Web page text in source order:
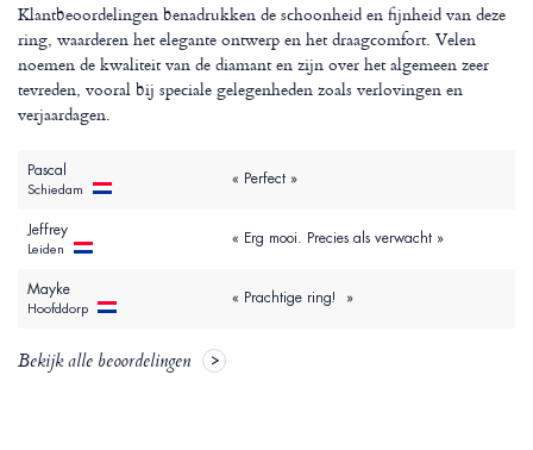
Klantbeoordelingen benadrukken de schoonheid en fijnheid van deze
ring, waarderen het elegante ontwerp en het draagcomfort. Velen
noemen de kwaliteit van de diamant en zijn over het algemeen zeer
tevreden, vooral bij speciale gelegenheden zoals verlovingen en
verjaardagen.
Pascal
Schiedam
« Perfect »
Jeffrey
Leiden
« Erg mooi. Precies als verwacht »
Mayke
Hoofddorp
« Prachtige ring! »
Bekijk alle beoordelingen